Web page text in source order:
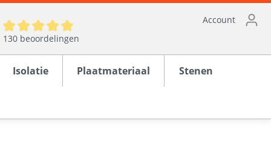
130 beoordelingen
Account
Isolatie Plaatmateriaal Stenen